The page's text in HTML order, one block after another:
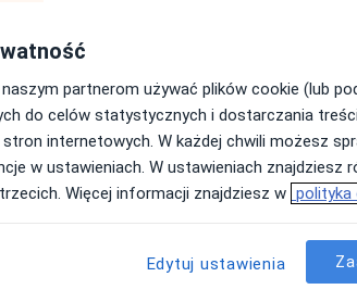
Dziś
6 Sie
Jutro
7 Sie
Sob,
8 Sie
Ndz,
9 Sie
Umawianie online nie jest dostępne
partnerom używać plików cookie (lub
do celów statystycznych i dostarczania
internetowych. W każdej chwili możesz
w ustawieniach. W ustawieniach znajdziesz
Więcej informacji znajdziesz w polityka
Edytuj ustawienia